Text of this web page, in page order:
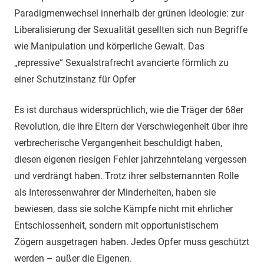
Paradigmenwechsel innerhalb der grünen Ideologie: zur
Liberalisierung der Sexualität gesellten sich nun Begriffe
wie Manipulation und körperliche Gewalt. Das
„repressive“ Sexualstrafrecht avancierte förmlich zu
einer Schutzinstanz für Opfer
Es ist durchaus widersprüchlich, wie die Träger der 68er
Revolution, die ihre Eltern der Verschwiegenheit über ihre
verbrecherische Vergangenheit beschuldigt haben,
diesen eigenen riesigen Fehler jahrzehntelang vergessen
und verdrängt haben. Trotz ihrer selbsternannten Rolle
als Interessenwahrer der Minderheiten, haben sie
bewiesen, dass sie solche Kämpfe nicht mit ehrlicher
Entschlossenheit, sondern mit opportunistischem
Zögern ausgetragen haben. Jedes Opfer muss geschützt
werden – außer die Eigenen.